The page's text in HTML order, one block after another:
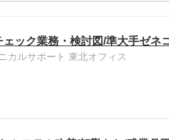
ック業務・検討図/準大手ゼネ
カルサポート 東北オフィス